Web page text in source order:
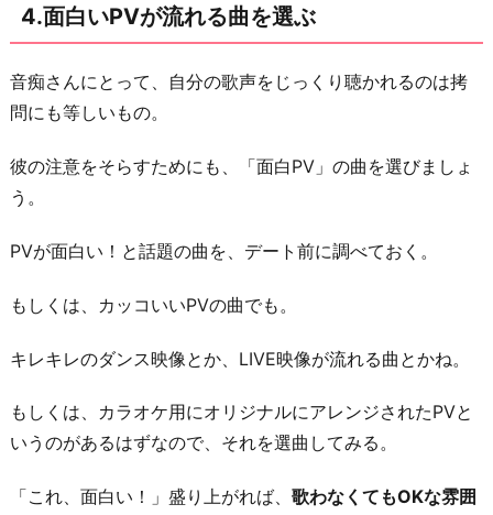
4.面白いPVが流れる曲を選ぶ
音痴さんにとって、自分の歌声をじっくり聴かれるのは拷
問にも等しいもの。
彼の注意をそらすためにも、「面白PV」の曲を選びましょ
う。
PVが面白い！と話題の曲を、デート前に調べておく。
もしくは、カッコいいPVの曲でも。
キレキレのダンス映像とか、LIVE映像が流れる曲とかね。
もしくは、カラオケ用にオリジナルにアレンジされたPVと
いうのがあるはずなので、それを選曲してみる。
「これ、面白い！」盛り上がれば、 歌わなくてもOKな雰囲